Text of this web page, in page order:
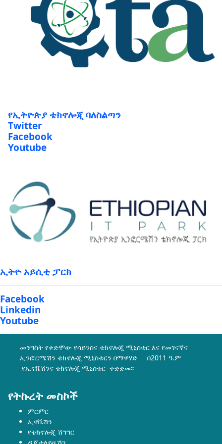
የኢትዮጵያ ቴክኖሎጂ ባለስልጣን
Twitter
Facebook
Youtube
ኢትዮ አይሲቲ ፓርክ
Facebook
Linkedin
Youtube
መንግስት የቀድሞው የሳይንስና ቴክኖሎጂ ሚኒስቴር እና የመገናኛና
ኢንፎርሜሽን ቴክኖሎጂ ሚኒስቴርን በማዋሃድ በ2011 ዓ.ም
የኢኖቬሽንና ቴክኖሎጂ ሚኒስቴር ተቋቋመ፡፡
የትኩረት መስኮች
ምርምር
ኢኖቬሽን
የቴክኖሎጂ ሽግግር